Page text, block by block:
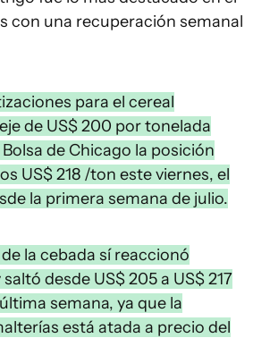
con una recuperación semanal
para el cereal
de US$ 200 por tonelada
de Chicago la posición
US$ 218 /ton este viernes, el
la primera semana de julio.
la cebada sí reaccionó
desde US$ 205 a US$ 217
semana, ya que la
está atada a precio del